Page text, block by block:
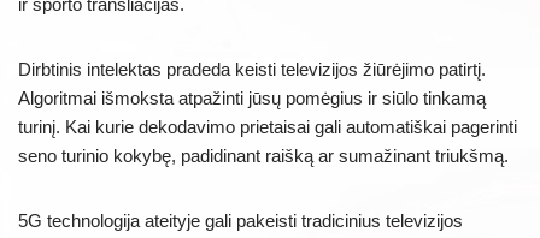
ir sporto transliacijas.
Dirbtinis intelektas pradeda keisti televizijos žiūrėjimo patirtį.
Algoritmai išmoksta atpažinti jūsų pomėgius ir siūlo tinkamą
turinį. Kai kurie dekodavimo prietaisai gali automatiškai pagerinti
seno turinio kokybę, padidinant raišką ar sumažinant triukšmą.
5G technologija ateityje gali pakeisti tradicinius televizijos